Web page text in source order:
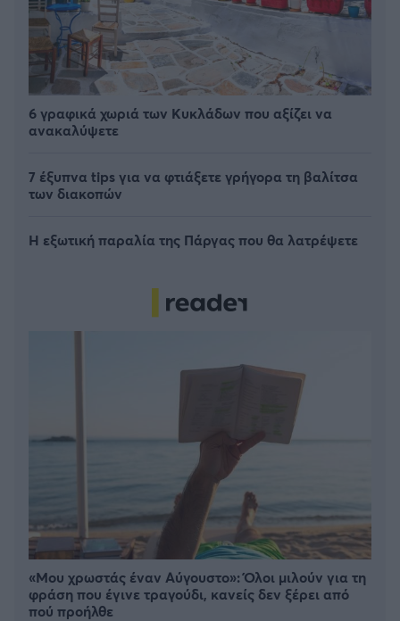
6 γραφικά χωριά των Κυκλάδων που αξίζει να
ανακαλύψετε
7 έξυπνα tips για να φτιάξετε γρήγορα τη βαλίτσα
των διακοπών
Η εξωτική παραλία της Πάργας που θα λατρέψετε
«Μου χρωστάς έναν Αύγουστο»: Όλοι μιλούν για τη
φράση που έγινε τραγούδι, κανείς δεν ξέρει από
πού προήλθε